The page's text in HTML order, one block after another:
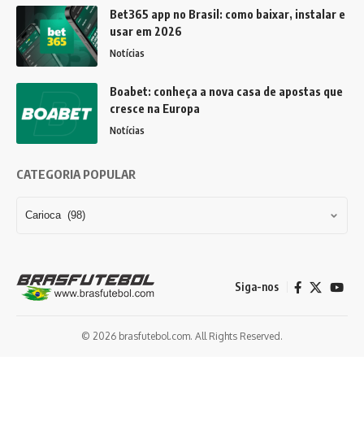
Bet365 app no Brasil: como baixar, instalar e
usar em 2026
Notícias
Boabet: conheça a nova casa de apostas que
cresce na Europa
Notícias
CATEGORIA POPULAR
Siga-nos
© 2026 brasfutebol.com. All Rights Reserved.